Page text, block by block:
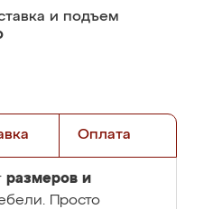
и подъем
Оплата
размеров и
Просто